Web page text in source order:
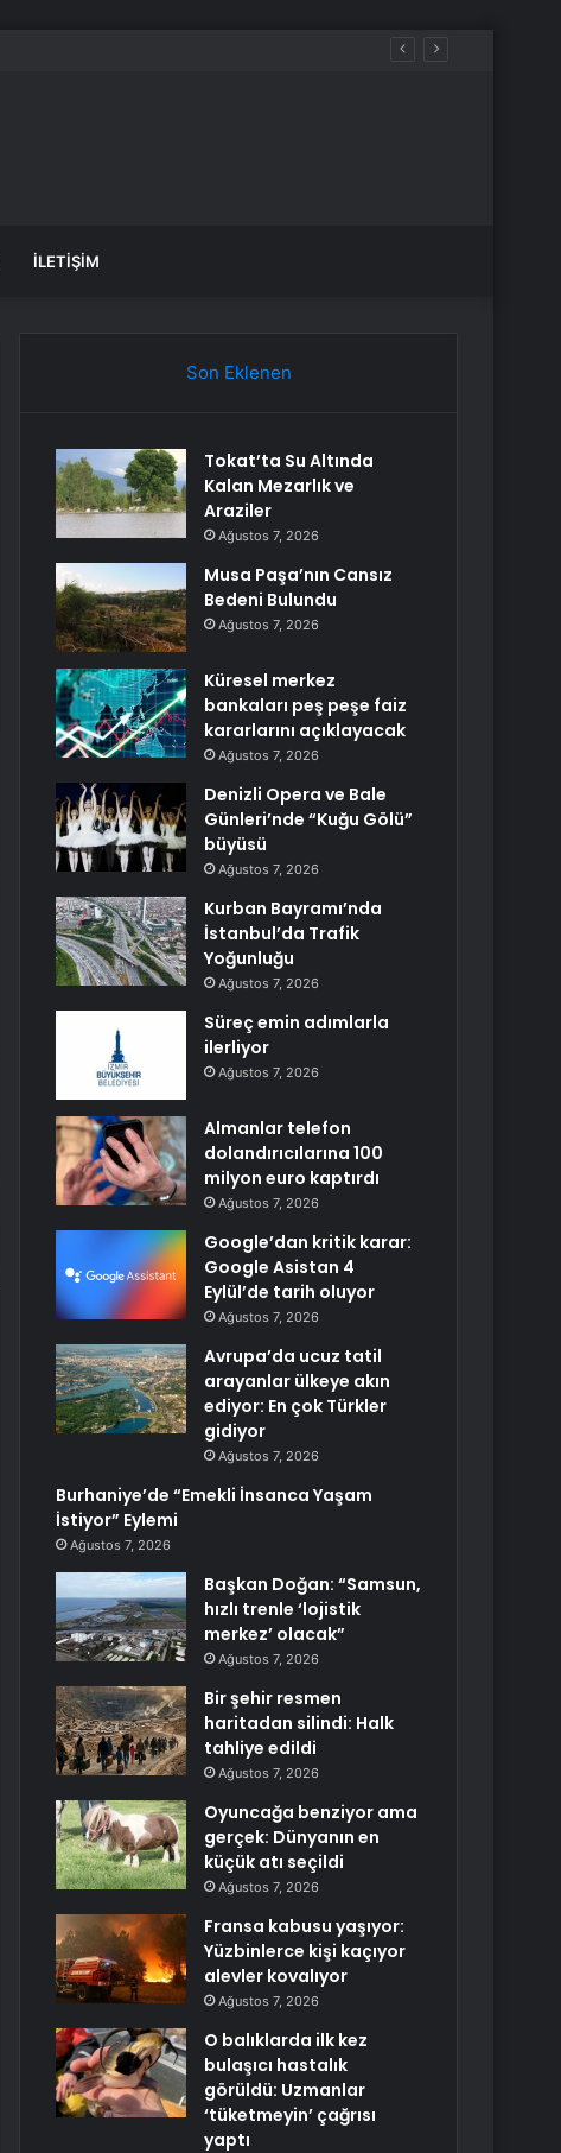
İLETIŞIM
Son Eklenen
Tokat’ta Su Altında
Kalan Mezarlık ve
Araziler
Ağustos 7, 2026
Musa Paşa’nın Cansız
Bedeni Bulundu
Ağustos 7, 2026
Küresel merkez
bankaları peş peşe faiz
kararlarını açıklayacak
Ağustos 7, 2026
Denizli Opera ve Bale
Günleri’nde “Kuğu Gölü”
büyüsü
Ağustos 7, 2026
Kurban Bayramı’nda
İstanbul’da Trafik
Yoğunluğu
Ağustos 7, 2026
Süreç emin adımlarla
ilerliyor
Ağustos 7, 2026
Almanlar telefon
dolandırıcılarına 100
milyon euro kaptırdı
Ağustos 7, 2026
Google’dan kritik karar:
Google Asistan 4
Eylül’de tarih oluyor
Ağustos 7, 2026
Avrupa’da ucuz tatil
arayanlar ülkeye akın
ediyor: En çok Türkler
gidiyor
Ağustos 7, 2026
Burhaniye’de “Emekli İnsanca Yaşam
İstiyor” Eylemi
Ağustos 7, 2026
Başkan Doğan: “Samsun,
hızlı trenle ‘lojistik
merkez’ olacak”
Ağustos 7, 2026
Bir şehir resmen
haritadan silindi: Halk
tahliye edildi
Ağustos 7, 2026
Oyuncağa benziyor ama
gerçek: Dünyanın en
küçük atı seçildi
Ağustos 7, 2026
Fransa kabusu yaşıyor:
Yüzbinlerce kişi kaçıyor
alevler kovalıyor
Ağustos 7, 2026
O balıklarda ilk kez
bulaşıcı hastalık
görüldü: Uzmanlar
‘tüketmeyin’ çağrısı
yaptı